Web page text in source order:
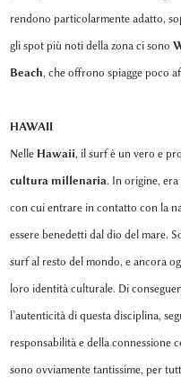
rendono particolarmente adatto,
gli spot più noti della zona ci sono
Beach, che offrono spiagge poco
HAWAII
Nelle Hawaii, il surf è un vero e
cultura millenaria. In origine,
con cui entrare in contatto con la
essere benedetti dal dio del mare.
surf al resto del mondo, e ancora
loro identità culturale. Di
l’autenticità di questa disciplina,
responsabilità e della connessione
sono ovviamente tantissime, per